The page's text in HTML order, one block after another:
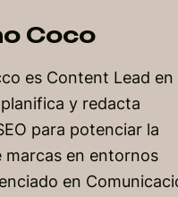
Coco
es Content Lead en
y redacta
para potenciar la
marcas en entornos
en